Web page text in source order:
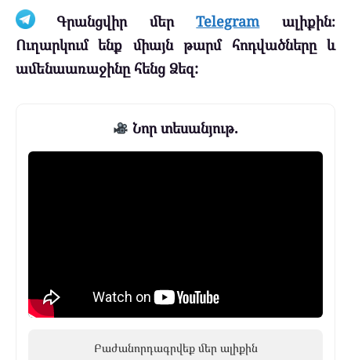
Գրանցվիր մերTelegramալիքին։
Ուղարկում ենք միայն թարմ հոդվածները և
ամենաառաջինը հենց Ձեզ:
Նոր տեսանյութ.
Բաժանորդագրվեք մեր ալիքին